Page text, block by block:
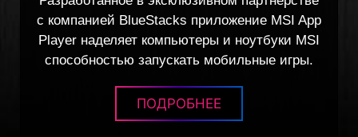
с компанией BlueStacks приложение MSI App
Player наделяет компьютеры и ноутбуки MSI
способностью запускать мобильные игры.
ПОДРОБНЕЕ